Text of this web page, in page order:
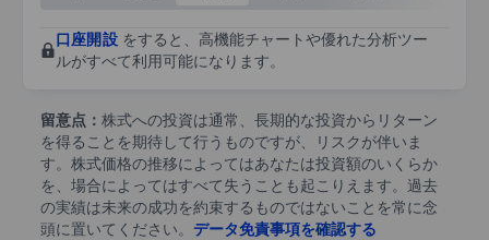
口座開設をすると、高機能チャートや優れた分析ツー
ルがすべて利用可能になります。
留意点： 株式への投資は通常、長期的な投資からリターン
を得ることを期待して行うものですが、リスクが伴いま
す。株式価格の推移によってはあなたは投資額のいくらか
を、場合によってはすべて失うことも起こりえます。過去
の実績は未来の成功を約束するものではないことを常に念
頭に置いてください。 データ免責事項を確認する